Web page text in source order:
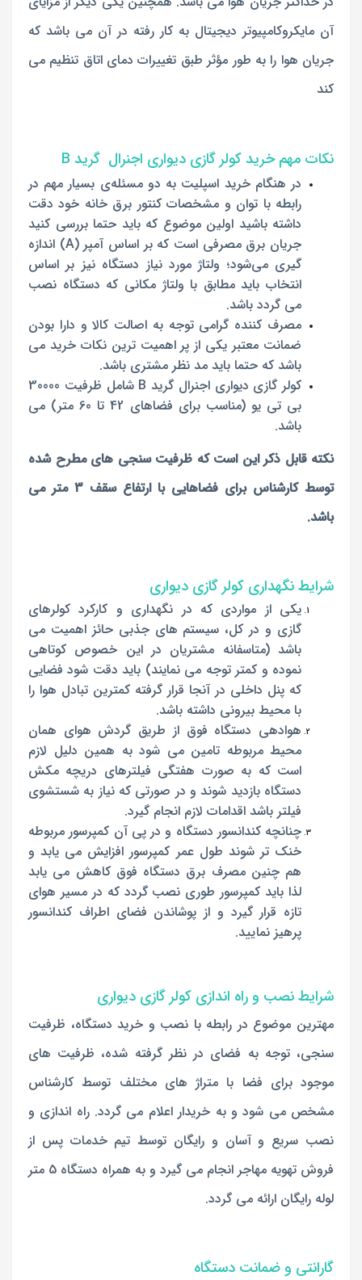
آن مایکروکامپیوتر دیجیتال به کار رفته در آن می باشد که
جریان هوا را به طور مؤثر طبق تغییرات دمای اتاق تنظیم می
کند
نکات مهم خرید کولر گازی دیواری اجنرال گرید B
در هنگام خرید اسپلیت به دو مسئله‌ی بسیار مهم در
رابطه با توان و مشخصات کنتور برق خانه خود دقت
داشته باشید اولین موضوع که باید حتما بررسی کنید
جریان برق مصرفی است که بر‌ اساس آمپر (A) اندازه‌
گیری می‌شود؛ ولتاژ مورد نیاز دستگاه نیز بر اساس
انتخاب باید مطابق با ولتاژ مکانی که دستگاه نصب
می گردد باشد.
مصرف کننده گرامی توجه به اصالت کالا و دارا بودن
ضمانت معتبر یکی از پر اهمیت ترین نکات خرید می
باشد که حتما باید مد نظر مشتری باشد.
کولر گازی دیواری اجنرال گرید B شامل ظرفیت 30000
بی تی یو (مناسب برای فضاهای 42 تا 60 متر) می
باشد.
نکته قابل ذکر این است که ظرفیت سنجی های مطرح شده
توسط کارشناس برای فضاهایی با ارتفاع سقف 3 متر می
باشد.
شرایط نگهداری کولر گازی دیواری
یکی از مواردی که در نگهداری و کارکرد کولرهای
گازی و در کل، سیستم های جذبی حائز اهمیت می
باشد (متاسفانه مشتریان در این خصوص کوتاهی
نموده و کمتر توجه می نمایند) باید دقت شود فضایی
که پنل داخلی در آنجا قرار گرفته کمترین تبادل هوا را
با محیط بیرونی داشته باشد.
هوادهی دستگاه فوق از طریق گردش هوای همان
محیط مربوطه تامین می شود به همین دلیل لازم
است که به صورت هفتگی فیلترهای دریچه مکش
دستگاه بازدید شوند و در صورتی که نیاز به شستشوی
فیلتر باشد اقدامات لازم انجام گیرد.
چنانچه کندانسور دستگاه و در پی آن کمپرسور مربوطه
خنک تر شوند طول عمر کمپرسور افزایش می یابد و
هم چنین مصرف برق دستگاه فوق کاهش می یابد
لذا باید کمپرسور طوری نصب گردد که در مسیر هوای
تازه قرار گیرد و از پوشاندن فضای اطراف کندانسور
پرهیز نمایید.
شرایط نصب و راه اندازی کولر گازی دیواری
مهترین موضوع در رابطه با نصب و خرید دستگاه، ظرفیت
سنجی، توجه به فضای در نظر گرفته شده، ظرفیت های
موجود برای فضا با متراژ های مختلف توسط کارشناس
مشخص می شود و به خریدار اعلام می گردد. راه اندازی و
نصب سریع و آسان و رایگان توسط تیم خدمات پس از
فروش تهویه مهاجر انجام می گیرد و به همراه دستگاه 5 متر
لوله رایگان ارائه می گردد.
گارانتی و ضمانت دستگاه